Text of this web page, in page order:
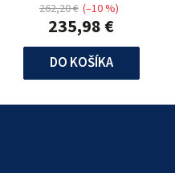
235,98 €
262,20 € (–10 %)
DO KOŠÍKA